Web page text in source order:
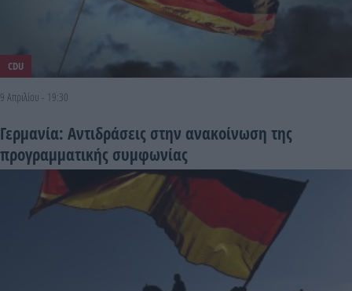
CDU
9 Απριλίου - 19:30
Γερμανία: Αντιδράσεις στην ανακοίνωση της
προγραμματικής συμφωνίας